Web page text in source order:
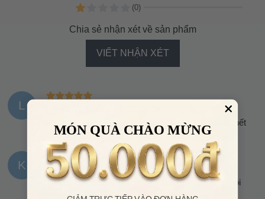
(0)
Chia sẻ nhận xét về sản phẩm
VIẾT NHẬN XÉT
L
Kính đẹp lắm nha, hộp vừa vặn, chắc chắn, ưng hết
sức
K Kỳ Tú Chi 12:53, 05/06/2026
Trời ơi mọi người ơi kính đẹp lắm luôn, mua lẹ thôi
MÓN QUÀ CHÀO MỪNG